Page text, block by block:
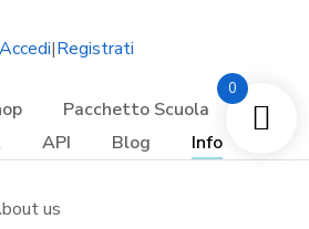
Accedi|Registrati
Pacchetto Scuola
API Blog Info
us
0